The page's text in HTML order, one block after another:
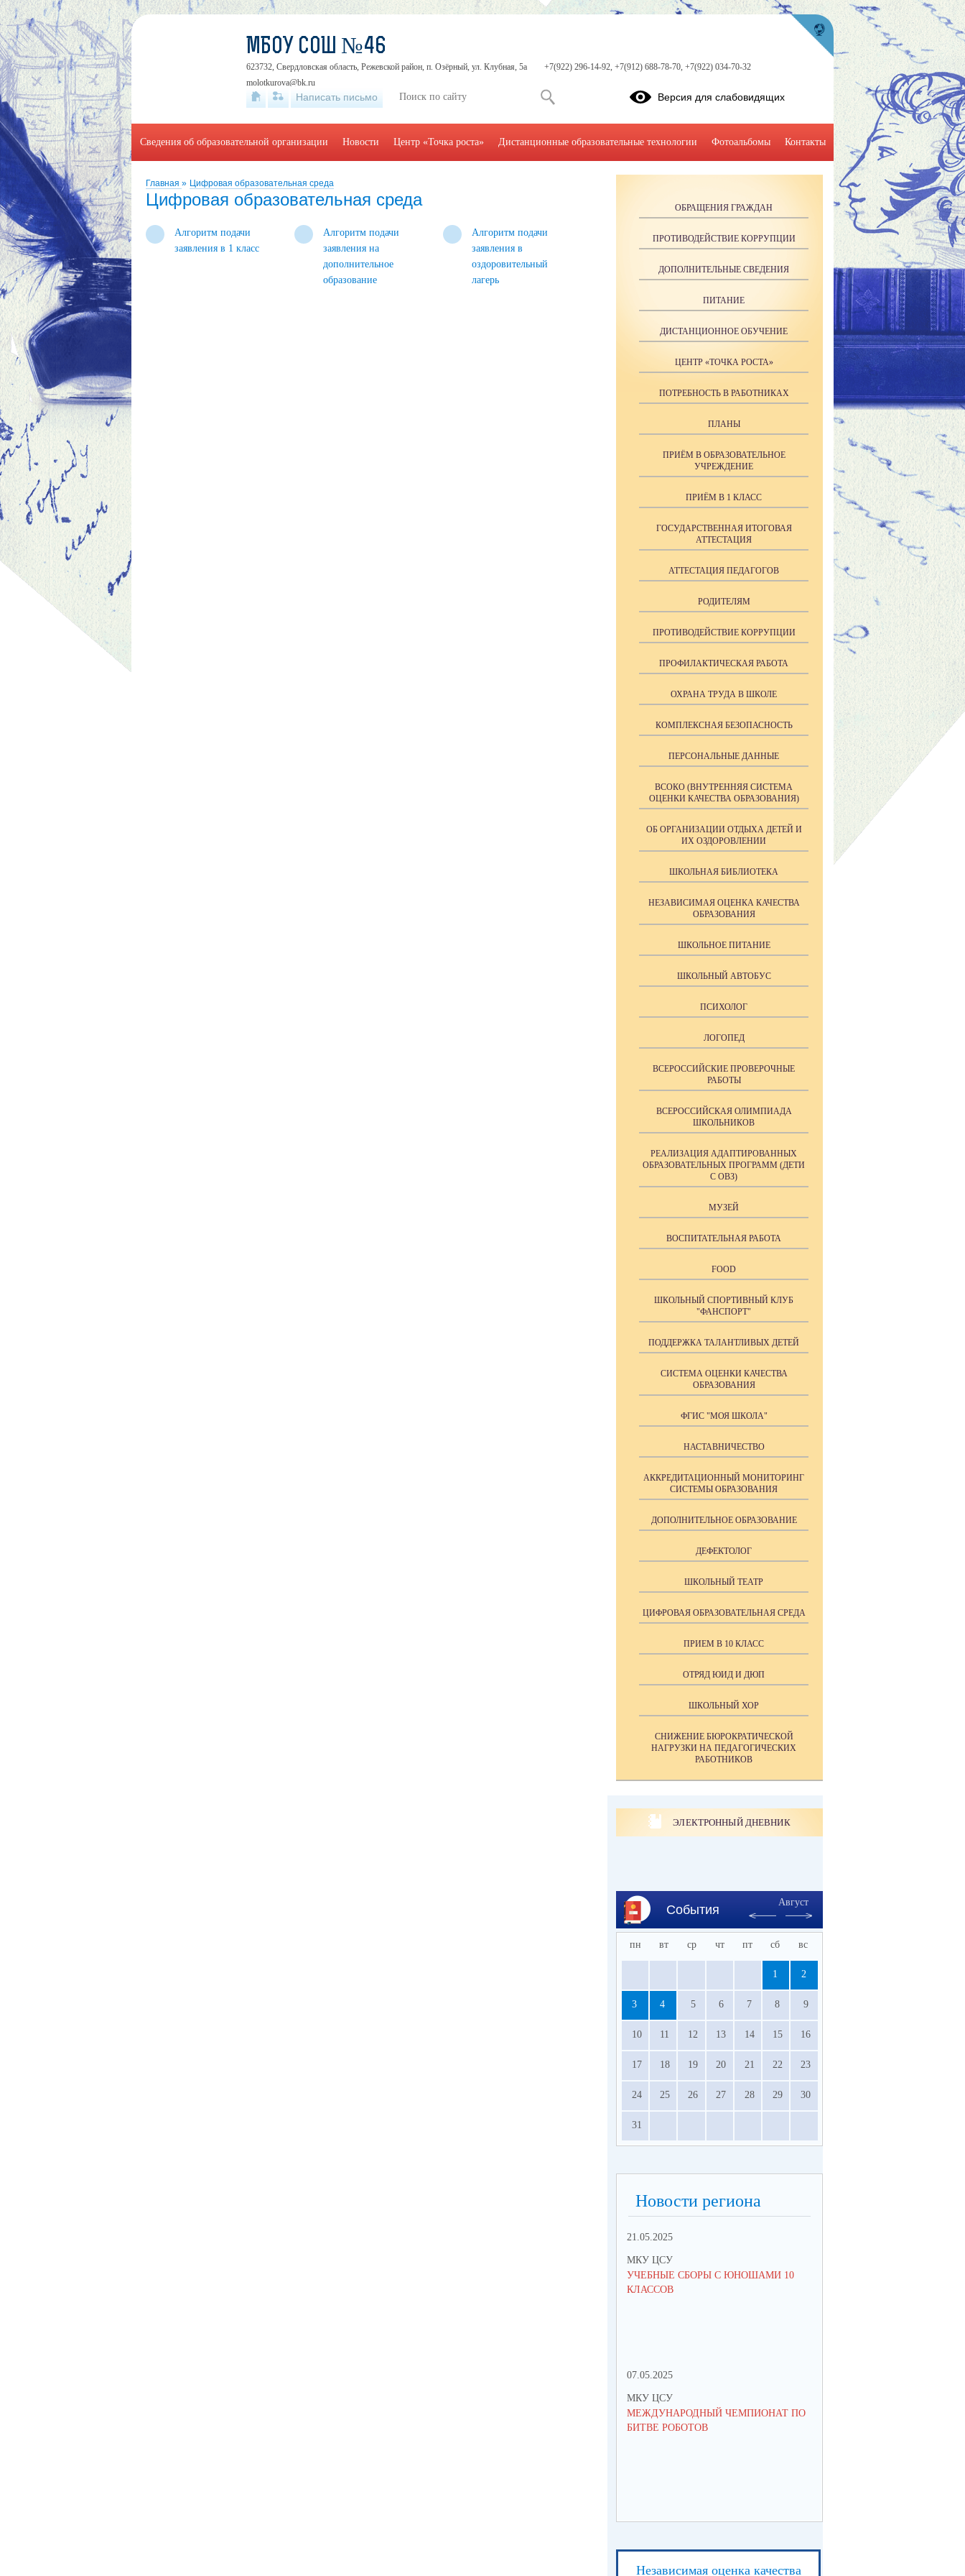
Главная » Цифровая образовательная среда
Цифровая образовательная среда
Алгоритм подачи
заявления в 1 класс
Алгоритм подачи
заявления на
дополнительное
образование
Алгоритм подачи
заявления в
оздоровительный
лагерь
ОБРАЩЕНИЯ ГРАЖДАН
ПРОТИВОДЕЙСТВИЕ КОРРУПЦИИ
ДОПОЛНИТЕЛЬНЫЕ СВЕДЕНИЯ
ПИТАНИЕ
ДИСТАНЦИОННОЕ ОБУЧЕНИЕ
ЦЕНТР «ТОЧКА РОСТА»
ПОТРЕБНОСТЬ В РАБОТНИКАХ
ПЛАНЫ
ПРИЁМ В ОБРАЗОВАТЕЛЬНОЕ
УЧРЕЖДЕНИЕ
ПРИЁМ В 1 КЛАСС
ГОСУДАРСТВЕННАЯ ИТОГОВАЯ
АТТЕСТАЦИЯ
АТТЕСТАЦИЯ ПЕДАГОГОВ
РОДИТЕЛЯМ
ПРОТИВОДЕЙСТВИЕ КОРРУПЦИИ
ПРОФИЛАКТИЧЕСКАЯ РАБОТА
ОХРАНА ТРУДА В ШКОЛЕ
КОМПЛЕКСНАЯ БЕЗОПАСНОСТЬ
ПЕРСОНАЛЬНЫЕ ДАННЫЕ
ВСОКО (ВНУТРЕННЯЯ СИСТЕМА
ОЦЕНКИ КАЧЕСТВА ОБРАЗОВАНИЯ)
ОБ ОРГАНИЗАЦИИ ОТДЫХА ДЕТЕЙ И
ИХ ОЗДОРОВЛЕНИИ
ШКОЛЬНАЯ БИБЛИОТЕКА
НЕЗАВИСИМАЯ ОЦЕНКА КАЧЕСТВА
ОБРАЗОВАНИЯ
ШКОЛЬНОЕ ПИТАНИЕ
ШКОЛЬНЫЙ АВТОБУС
ПСИХОЛОГ
ЛОГОПЕД
ВСЕРОССИЙСКИЕ ПРОВЕРОЧНЫЕ
РАБОТЫ
ВСЕРОССИЙСКАЯ ОЛИМПИАДА
ШКОЛЬНИКОВ
РЕАЛИЗАЦИЯ АДАПТИРОВАННЫХ
ОБРАЗОВАТЕЛЬНЫХ ПРОГРАММ (ДЕТИ
С ОВЗ)
МУЗЕЙ
ВОСПИТАТЕЛЬНАЯ РАБОТА
FOOD
ШКОЛЬНЫЙ СПОРТИВНЫЙ КЛУБ
"ФАНСПОРТ"
ПОДДЕРЖКА ТАЛАНТЛИВЫХ ДЕТЕЙ
СИСТЕМА ОЦЕНКИ КАЧЕСТВА
ОБРАЗОВАНИЯ
ФГИС "МОЯ ШКОЛА"
НАСТАВНИЧЕСТВО
АККРЕДИТАЦИОННЫЙ МОНИТОРИНГ
СИСТЕМЫ ОБРАЗОВАНИЯ
ДОПОЛНИТЕЛЬНОЕ ОБРАЗОВАНИЕ
ДЕФЕКТОЛОГ
ШКОЛЬНЫЙ ТЕАТР
ЦИФРОВАЯ ОБРАЗОВАТЕЛЬНАЯ СРЕДА
ПРИЕМ В 10 КЛАСС
ОТРЯД ЮИД И ДЮП
ШКОЛЬНЫЙ ХОР
СНИЖЕНИЕ БЮРОКРАТИЧЕСКОЙ
НАГРУЗКИ НА ПЕДАГОГИЧЕСКИХ
РАБОТНИКОВ
ЭЛЕКТРОННЫЙ ДНЕВНИК
События
Август
пн вт ср чт пт сб вс
1 2
3 4 5 6 7 8 9
10 11 12 13 14 15 16
17 18 19 20 21 22 23
24 25 26 27 28 29 30
31
Новости региона
21.05.2025
МКУ ЦСУ
УЧЕБНЫЕ СБОРЫ С ЮНОШАМИ 10
КЛАССОВ
07.05.2025
МКУ ЦСУ
МЕЖДУНАРОДНЫЙ ЧЕМПИОНАТ ПО
БИТВЕ РОБОТОВ
Независимая оценка качества
МБОУ СОШ №46
623732, Свердловская область, Режевской район, п. Озёрный, ул. Клубная, 5а
+7(922) 296-14-92, +7(912) 688-78-70, +7(922) 034-70-32
molotkurova@bk.ru
Написать письмо Версия для слабовидящих
Сведения об образовательной организации Новости Центр «Точка роста» Дистанционные образовательные технологии Фотоальбомы Контакты